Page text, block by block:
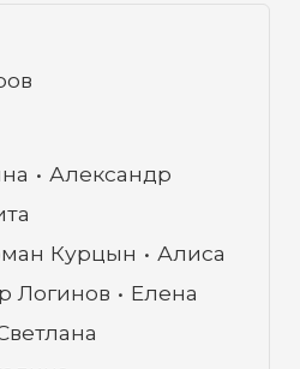
Прекрасной.
вечер
помнит о своем
Василисе нужно
прошлого, снять
и выйти замуж за
и запустил
поцеловав
Александр
Курцын
Алиса
Логинов
Елена